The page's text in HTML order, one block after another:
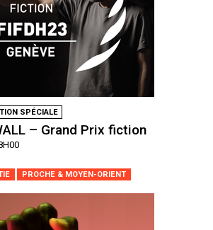
SPÉCIALE
– Grand Prix fiction
PROCHE & MOYEN-ORIENT